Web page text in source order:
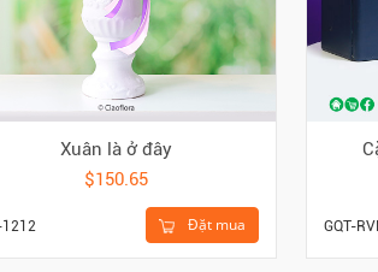
Xuân là ở đây
$150.65
Đặt mua
1212 GQT-